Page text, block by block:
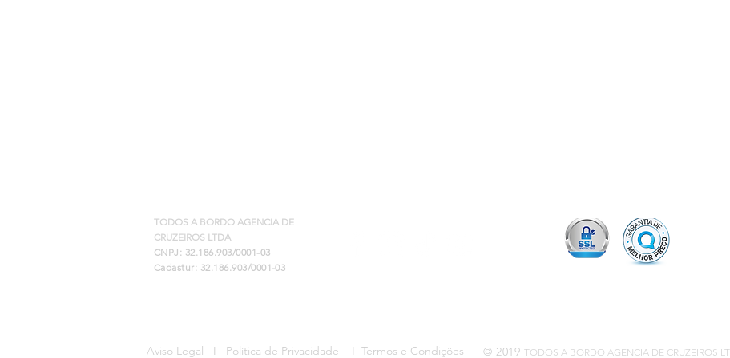
Quais custos extras posso ter
Idade mínima para se fazer
TODOS A BORDO AGENCIA DE
CRUZEIROS LTDA
CNPJ: 32.186.903/0001-03
Cadastur: 32.186.903/0001-03
Aviso Legal I Política de Privacidade I Termos e Condições © 2019 TODOS A BORDO AGENCIA DE CRUZEIROS LT